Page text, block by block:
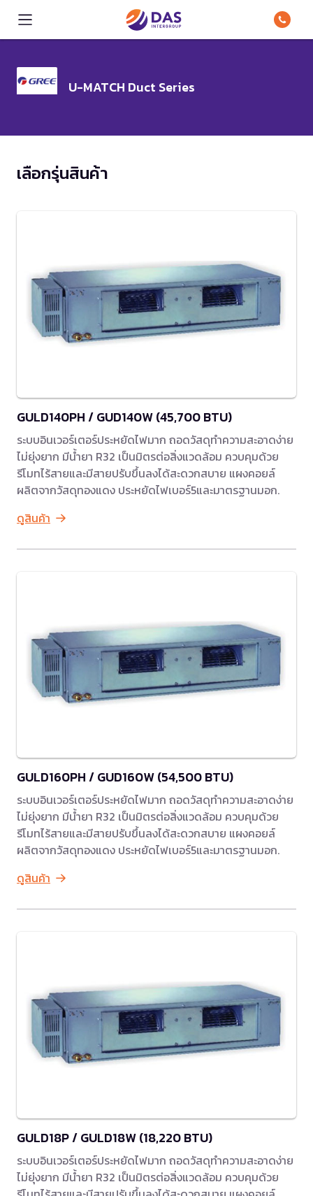
U-MATCH Duct Series
เลือกรุ่นสินค้า
GULD140PH / GUD140W (45,700 BTU)
ระบบอินเวอร์เตอร์ประหยัดไฟมาก ถอดวัสดุทำความสะอาดง่าย
ไม่ยุ่งยาก มีน้ำยา R32 เป็นมิตรต่อสิ่งแวดล้อม ควบคุมด้วย
รีโมทไร้สายและมีสายปรับขึ้นลงได้สะดวกสบาย แผงคอยล์
ผลิตจากวัสดุทองแดง ประหยัดไฟเบอร์5และมาตรฐานมอก.
ดูสินค้า
GULD160PH / GUD160W (54,500 BTU)
ระบบอินเวอร์เตอร์ประหยัดไฟมาก ถอดวัสดุทำความสะอาดง่าย
ไม่ยุ่งยาก มีน้ำยา R32 เป็นมิตรต่อสิ่งแวดล้อม ควบคุมด้วย
รีโมทไร้สายและมีสายปรับขึ้นลงได้สะดวกสบาย แผงคอยล์
ผลิตจากวัสดุทองแดง ประหยัดไฟเบอร์5และมาตรฐานมอก.
ดูสินค้า
GULD18P / GULD18W (18,220 BTU)
ระบบอินเวอร์เตอร์ประหยัดไฟมาก ถอดวัสดุทำความสะอาดง่าย
ไม่ยุ่งยาก มีน้ำยา R32 เป็นมิตรต่อสิ่งแวดล้อม ควบคุมด้วย